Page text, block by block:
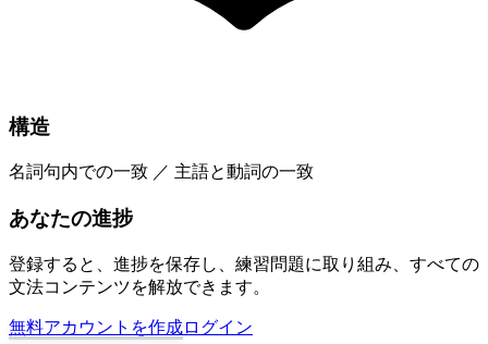
構造
名詞句内での一致 ／ 主語と動詞の一致
あなたの進捗
登録すると、進捗を保存し、練習問題に取り組み、すべての
文法コンテンツを解放できます。
無料アカウントを作成ログイン